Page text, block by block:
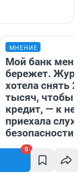
0
МНЕНИЕ
Мой банк меня
бережет.
хотела снять
тысяч, чтобы
кредит, — к
приехала
безопасности
Ксения